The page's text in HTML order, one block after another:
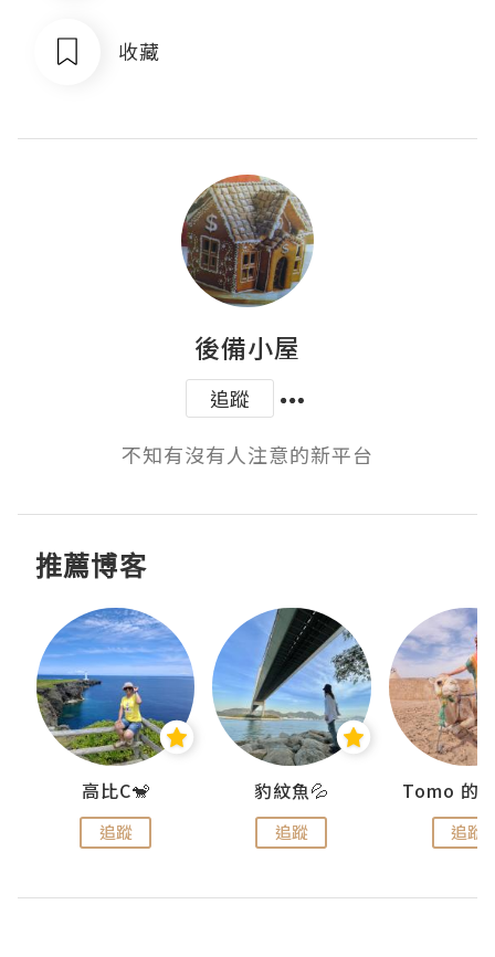
收藏
後備小屋
追蹤
不知有沒有人注意的新平台
推薦博客
高比C🐒
追蹤
豹紋魚💦
追蹤 追蹤